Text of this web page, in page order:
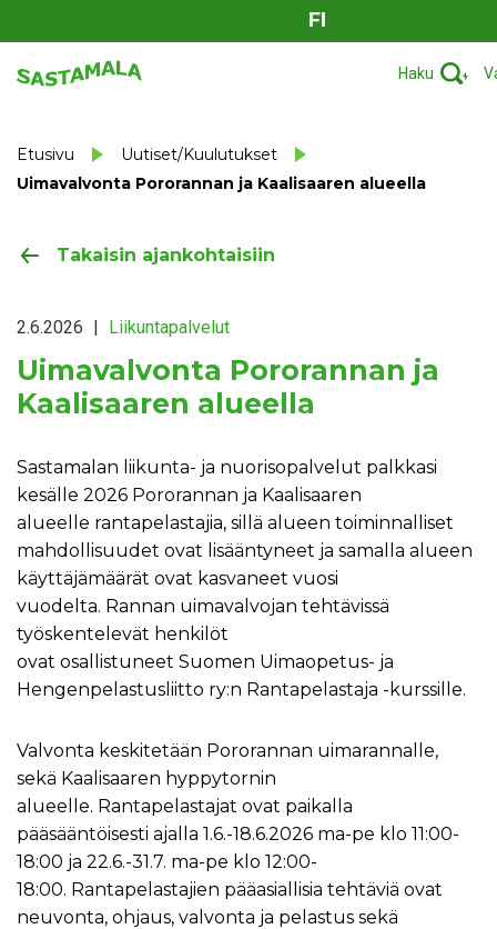
FI
Haku
Etusivu
Uutiset/Kuulutukset
Uimavalvonta Pororannan ja Kaalisaaren alueella
Takaisin ajankohtaisiin
2.6.2026 | Liikuntapalvelut
Uimavalvonta Pororannan ja
Kaalisaaren alueella
Sastamalan liikunta- ja nuorisopalvelut palkkasi
kesälle 2026 Pororannan ja Kaalisaaren
alueelle rantapelastajia, sillä alueen toiminnalliset
mahdollisuudet ovat lisääntyneet ja samalla alueen
käyttäjämäärät ovat kasvaneet vuosi
vuodelta. Rannan uimavalvojan tehtävissä
työskentelevät henkilöt
ovat osallistuneet Suomen Uimaopetus- ja
Hengenpelastusliitto ry:n Rantapelastaja -kurssille.
Valvonta keskitetään Pororannan uimarannalle,
sekä Kaalisaaren hyppytornin
alueelle. Rantapelastajat ovat paikalla
pääsääntöisesti ajalla 1.6.-18.6.2026 ma-pe klo 11:00-
18:00 ja 22.6.-31.7. ma-pe klo 12:00-
18:00. Rantapelastajien pääasiallisia tehtäviä ovat
neuvonta, ohjaus, valvonta ja pelastus sekä